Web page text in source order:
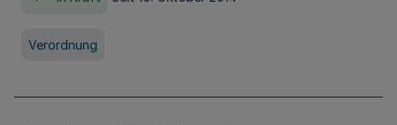
Verordnung